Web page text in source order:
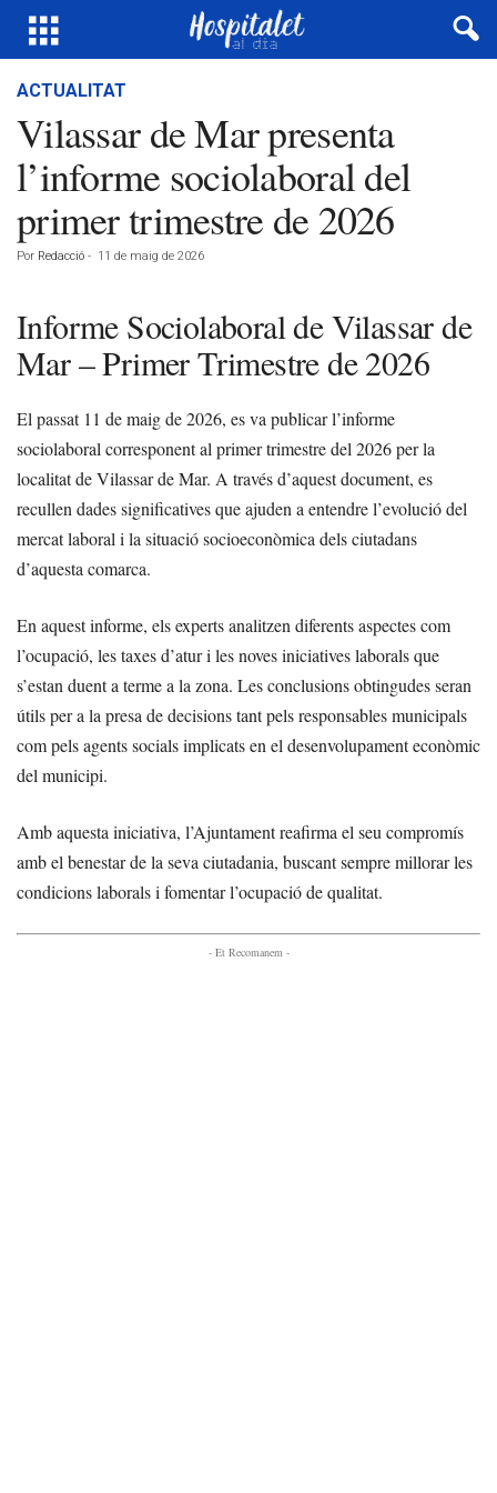
ACTUALITAT
Vilassar de Mar presenta
l’informe sociolaboral del
primer trimestre de 2026
Por Redacció - 11 de maig de 2026
Informe Sociolaboral de Vilassar de
Mar – Primer Trimestre de 2026
El passat 11 de maig de 2026, es va publicar l’informe
sociolaboral corresponent al primer trimestre del 2026 per la
localitat de Vilassar de Mar. A través d’aquest document, es
recullen dades significatives que ajuden a entendre l’evolució del
mercat laboral i la situació socioeconòmica dels ciutadans
d’aquesta comarca.
En aquest informe, els experts analitzen diferents aspectes com
l’ocupació, les taxes d’atur i les noves iniciatives laborals que
s’estan duent a terme a la zona. Les conclusions obtingudes seran
útils per a la presa de decisions tant pels responsables municipals
com pels agents socials implicats en el desenvolupament econòmic
del municipi.
Amb aquesta iniciativa, l’Ajuntament reafirma el seu compromís
amb el benestar de la seva ciutadania, buscant sempre millorar les
condicions laborals i fomentar l’ocupació de qualitat.
- Et Recomanem -